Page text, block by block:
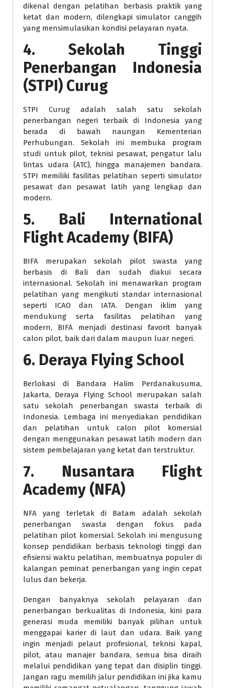
dikenal dengan pelatihan berbasis praktik yang
ketat dan modern, dilengkapi simulator canggih
yang mensimulasikan kondisi pelayaran nyata.
4. Sekolah Tinggi
Penerbangan Indonesia
(STPI) Curug
STPI Curug adalah salah satu sekolah
penerbangan negeri terbaik di Indonesia yang
berada di bawah naungan Kementerian
Perhubungan. Sekolah ini membuka program
studi untuk pilot, teknisi pesawat, pengatur lalu
lintas udara (ATC), hingga manajemen bandara.
STPI memiliki fasilitas pelatihan seperti simulator
pesawat dan pesawat latih yang lengkap dan
modern.
5. Bali International
Flight Academy (BIFA)
BIFA merupakan sekolah pilot swasta yang
berbasis di Bali dan sudah diakui secara
internasional. Sekolah ini menawarkan program
pelatihan yang mengikuti standar internasional
seperti ICAO dan IATA. Dengan iklim yang
mendukung serta fasilitas pelatihan yang
modern, BIFA menjadi destinasi favorit banyak
calon pilot, baik dari dalam maupun luar negeri.
6. Deraya Flying School
Berlokasi di Bandara Halim Perdanakusuma,
Jakarta, Deraya Flying School merupakan salah
satu sekolah penerbangan swasta terbaik di
Indonesia. Lembaga ini menyediakan pendidikan
dan pelatihan untuk calon pilot komersial
dengan menggunakan pesawat latih modern dan
sistem pembelajaran yang ketat dan terstruktur.
7. Nusantara Flight
Academy (NFA)
NFA yang terletak di Batam adalah sekolah
penerbangan swasta dengan fokus pada
pelatihan pilot komersial. Sekolah ini mengusung
konsep pendidikan berbasis teknologi tinggi dan
efisiensi waktu pelatihan, membuatnya populer di
kalangan peminat penerbangan yang ingin cepat
lulus dan bekerja.
Dengan banyaknya sekolah pelayaran dan
penerbangan berkualitas di Indonesia, kini para
generasi muda memiliki banyak pilihan untuk
menggapai karier di laut dan udara. Baik yang
ingin menjadi pelaut profesional, teknisi kapal,
pilot, atau manajer bandara, semua bisa diraih
melalui pendidikan yang tepat dan disiplin tinggi.
Jangan ragu memilih jalur pendidikan ini jika kamu